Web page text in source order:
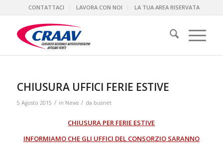
CONTATTACI LAVORA CON NOI LA TUA AREA RISERVATA
CHIUSURA UFFICI FERIE ESTIVE
5 Agosto 2015 / in News / da busnet
CHIUSURA PER FERIE ESTIVE
INFORMIAMO CHE GLI UFFICI DEL CONSORZIO SARANNO